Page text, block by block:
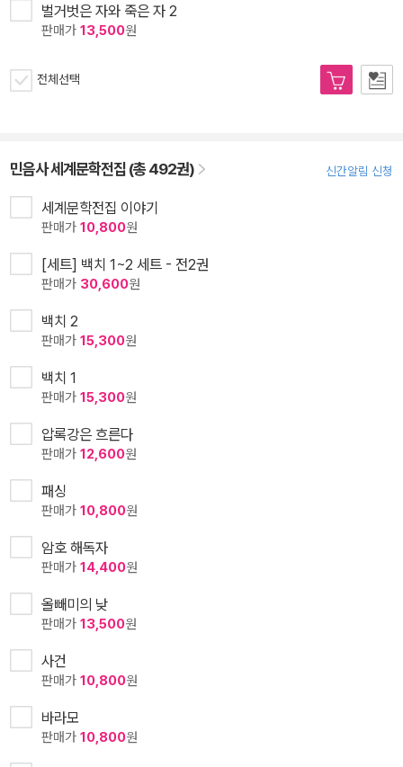
벌거벗은 자와 죽은 자 2
판매가 13,500원
전체선택
민음사 세계문학전집 (총 492권) 신간알림 신청
세계문학전집 이야기
판매가 10,800원
[세트] 백치 1~2 세트 - 전2권
판매가 30,600원
백치 2
판매가 15,300원
백치 1
판매가 15,300원
압록강은 흐른다
판매가 12,600원
패싱
판매가 10,800원
암호 해독자
판매가 14,400원
올빼미의 낮
판매가 13,500원
사건
판매가 10,800원
바라모
판매가 10,800원